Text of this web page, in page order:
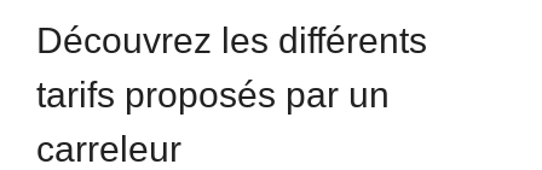
Découvrez les différents
tarifs proposés par un
carreleur